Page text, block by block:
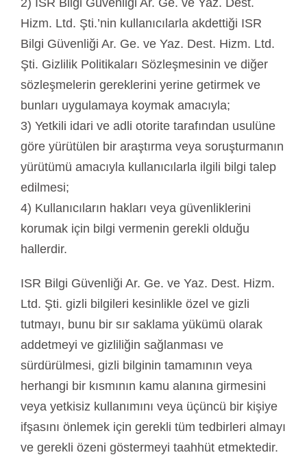
Hizm. Ltd. Şti.’nin kullanıcılarla akdettiği ISR
Bilgi Güvenliği Ar. Ge. ve Yaz. Dest. Hizm. Ltd.
Şti. Gizlilik Politikaları Sözleşmesinin ve diğer
sözleşmelerin gereklerini yerine getirmek ve
bunları uygulamaya koymak amacıyla;
3) Yetkili idari ve adli otorite tarafından usulüne
göre yürütülen bir araştırma veya soruşturmanın
yürütümü amacıyla kullanıcılarla ilgili bilgi talep
edilmesi;
4) Kullanıcıların hakları veya güvenliklerini
korumak için bilgi vermenin gerekli olduğu
hallerdir.
ISR Bilgi Güvenliği Ar. Ge. ve Yaz. Dest. Hizm.
Ltd. Şti. gizli bilgileri kesinlikle özel ve gizli
tutmayı, bunu bir sır saklama yükümü olarak
addetmeyi ve gizliliğin sağlanması ve
sürdürülmesi, gizli bilginin tamamının veya
herhangi bir kısmının kamu alanına girmesini
veya yetkisiz kullanımını veya üçüncü bir kişiye
ifşasını önlemek için gerekli tüm tedbirleri almayı
ve gerekli özeni göstermeyi taahhüt etmektedir.